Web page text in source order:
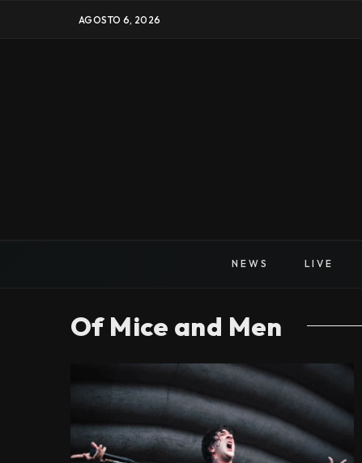
AGOSTO 6, 2026
NEWS LIVE
Of Mice and Men